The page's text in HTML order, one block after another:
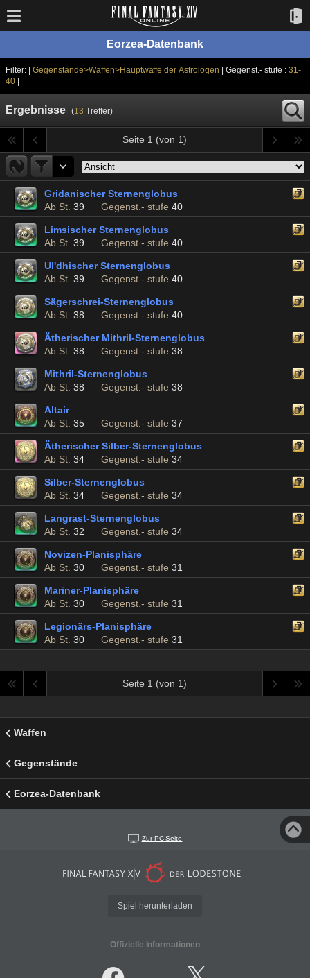
Eorzea-Datenbank
Filter: | Gegenstände>Waffen>Hauptwaffe der Astrologen | Gegenst.- stufe : 31-
40|
Ergebnisse (13 Treffer)
Seite 1 (von 1)
Gridanischer Sternenglobus
Ab St. 39 Gegenst.- stufe 40
Limsischer Sternenglobus
Ab St. 39 Gegenst.- stufe 40
Ul'dhischer Sternenglobus
Ab St. 39 Gegenst.- stufe 40
Sägerschrei-Sternenglobus
Ab St. 38 Gegenst.- stufe 40
Ätherischer Mithril-Sternenglobus
Ab St. 38 Gegenst.- stufe 38
Mithril-Sternenglobus
Ab St. 38 Gegenst.- stufe 38
Altair
Ab St. 35 Gegenst.- stufe 37
Ätherischer Silber-Sternenglobus
Ab St. 34 Gegenst.- stufe 34
Silber-Sternenglobus
Ab St. 34 Gegenst.- stufe 34
Langrast-Sternenglobus
Ab St. 32 Gegenst.- stufe 34
Novizen-Planisphäre
Ab St. 30 Gegenst.- stufe 31
Mariner-Planisphäre
Ab St. 30 Gegenst.- stufe 31
Legionärs-Planisphäre
Ab St. 30 Gegenst.- stufe 31
Seite 1 (von 1)
Waffen
Gegenstände
Eorzea-Datenbank
Zur PC-Seite
Spiel herunterladen
Offizielle Informationen